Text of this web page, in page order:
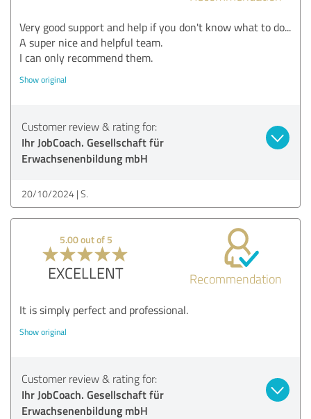
Very good support and help if you don't know what to do...
A super nice and helpful team.
I can only recommend them.
Show original
Customer review & rating for:
Ihr JobCoach. Gesellschaft für
Erwachsenenbildung mbH
20/10/2024 S.
5.00 out of 5
EXCELLENT Recommendation
It is simply perfect and professional.
Show original
Customer review & rating for:
Ihr JobCoach. Gesellschaft für
Erwachsenenbildung mbH